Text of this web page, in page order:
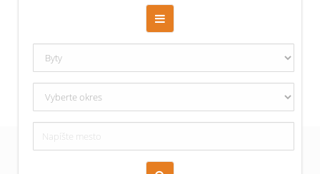
Zoraď podľa času pridania